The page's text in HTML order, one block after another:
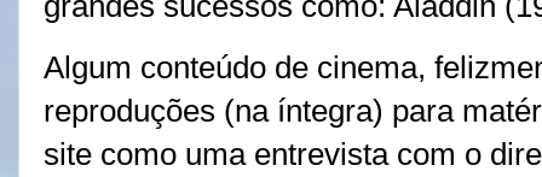
Algum conteúdo de cinema,
reproduções (na íntegra) para
site como uma entrevista com o